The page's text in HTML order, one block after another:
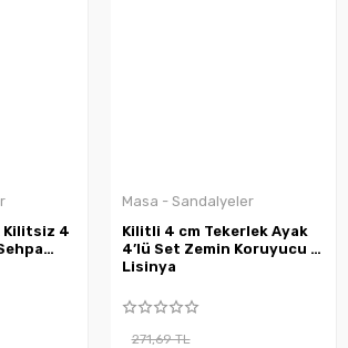
Kilitsiz 4
Masa - Sandalyeler
Kilitli 4 cm Tekerlek Ayak
4’lü Set Zemin Koruyucu -
Lisinya
271,69 TL